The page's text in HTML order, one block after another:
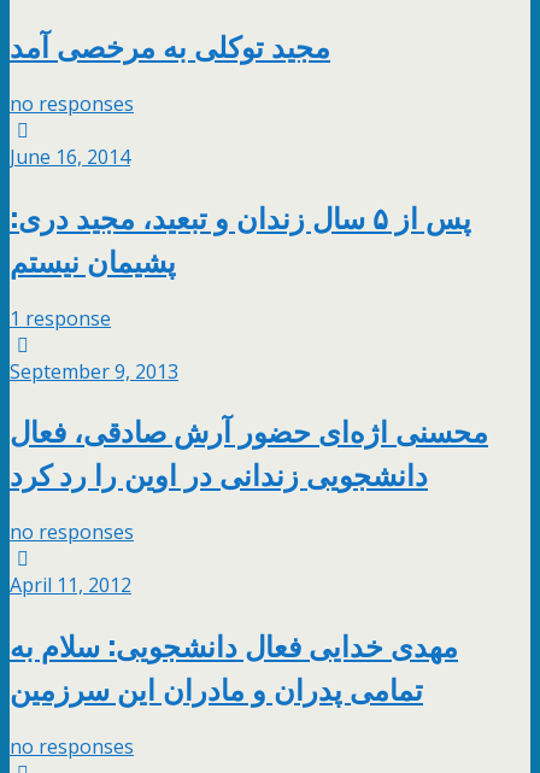
مجید توکلی به مرخصی آمد
no responses
June 16, 2014
پس از ۵ سال زندان و تبعید، مجید دری:
پشیمان نیستم
1 response
September 9, 2013
محسنی اژه‌ای حضور آرش صادقی، فعال
دانشجویی زندانی در اوین را رد کرد
no responses
April 11, 2012
مهدی خدایی فعال دانشجویی: سلام به
تمامی پدران و مادران این سرزمین
no responses